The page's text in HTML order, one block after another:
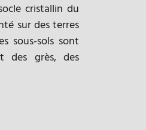
cristallin du
sur des terres
sous-sols sont
des grès, des